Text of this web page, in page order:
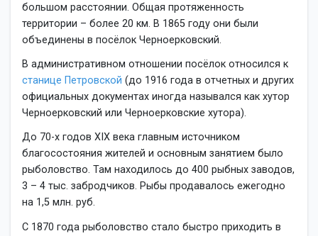
большом расстоянии. Общая протяженность
территории – более 20 км. В 1865 году они были
объединены в посёлок Черноерковский.
В административном отношении посёлок относился к
станице Петровской (до 1916 года в отчетных и других
официальных документах иногда назывался как хутор
Черноерковский или Черноерковские хутора).
До 70-х годов XIX века главным источником
благосостояния жителей и основным занятием было
рыболовство. Там находилось до 400 рыбных заводов,
3 – 4 тыс. забродчиков. Рыбы продавалось ежегодно
на 1,5 млн. руб.
С 1870 года рыболовство стало быстро приходить в